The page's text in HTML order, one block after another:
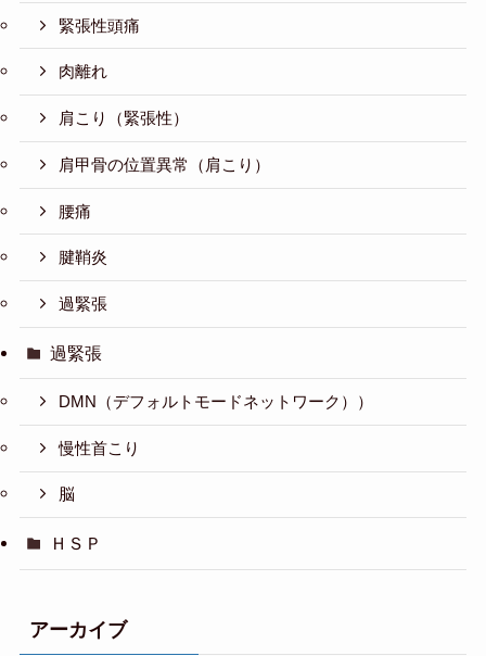
緊張性頭痛
肉離れ
肩こり（緊張性）
肩甲骨の位置異常（肩こり）
腰痛
腱鞘炎
過緊張
過緊張
DMN（デフォルトモードネットワーク））
慢性首こり
脳
ＨＳＰ
アーカイブ